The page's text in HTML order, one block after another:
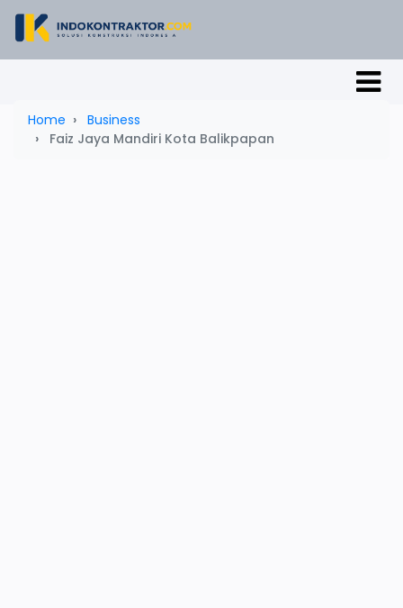
Home
Business
Faiz Jaya Mandiri Kota Balikpapan